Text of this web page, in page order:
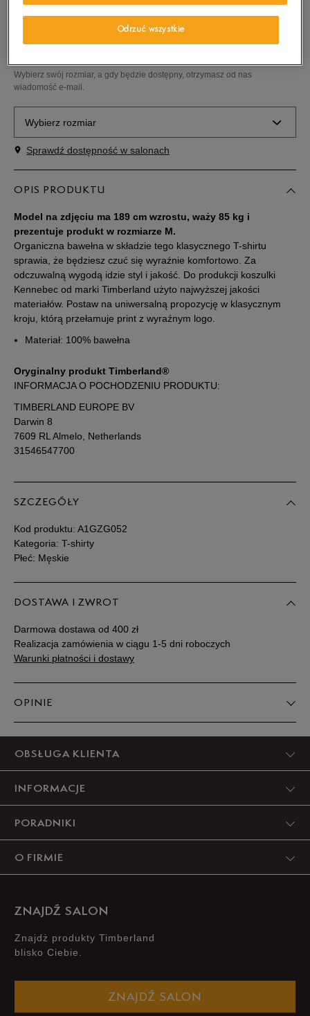
79,99zł
Wybierz swój rozmiar, a gdy będzie dostępny, otrzymasz od nas
wiadomość e-mail.
Wybierz rozmiar
Powiadom o
dostępności
Powiadom o
dostępności
XL
Powiadom o
dostępności
XXL
Powiadom o
Sprawdź dostępność w salonach
OPIS PRODUKTU
Model na zdjęciu ma 189 cm wzrostu, waży 85 kg i
prezentuje produkt w rozmiarze M.
Organiczna bawełna w składzie tego klasycznego T-shirtu
sprawia, że będziesz czuć się wyraźnie komfortowo. Za
odczuwalną wygodą idzie styl i jakość. Do produkcji koszulki
Kennebec od marki Timberland użyto najwyższej jakości
materiałów. Postaw na uniwersalną propozycję w klasycznym
kroju, którą przełamuje print z wyraźnym logo.
Materiał: 100% bawełna
Oryginalny produkt Timberland®
INFORMACJA O POCHODZENIU PRODUKTU:
TIMBERLAND EUROPE BV
Darwin 8
7609 RL Almelo, Netherlands
31546547700
SZCZEGÓŁY
Kod produktu: A1GZG052
Kategoria: T-shirty
Płeć: Męskie
DOSTAWA I ZWROT
Darmowa dostawa od 400 zł
Realizacja zamówienia w ciągu 1-5 dni roboczych
Warunki płatności i dostawy
OPINIE
OBSŁUGA KLIENTA
INFORMACJE
PORADNIKI
O FIRMIE
ZNAJDŹ SALON
Znajdż produkty Timberland
blisko Ciebie.
ZNAJDŹ SALON
Odrzuć wszystkie